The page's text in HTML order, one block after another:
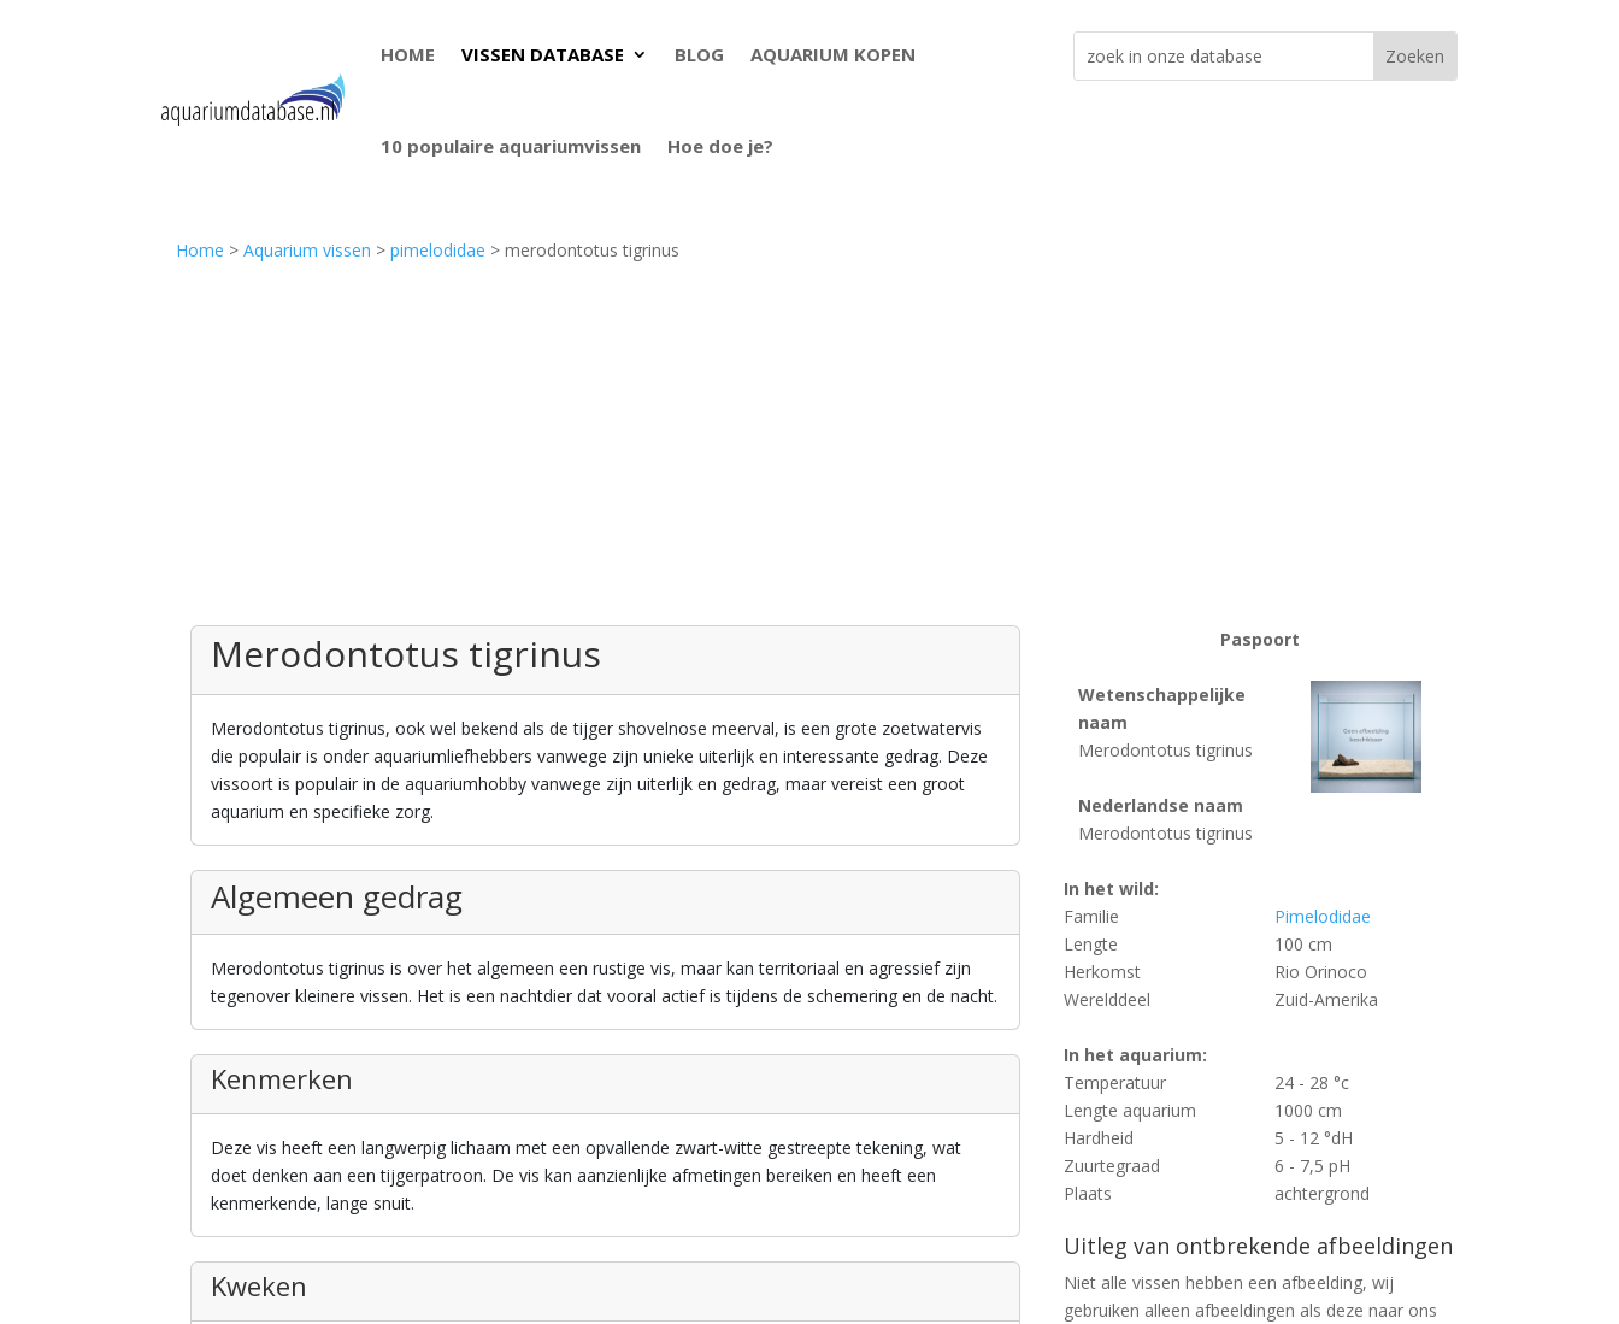
HOME VISSEN DATABASE BLOG AQUARIUM KOPEN
10 populaire aquariumvissen Hoe doe je?
Home >Aquarium vissen >pimelodidae > merodontotus tigrinus
Paspoort
Wetenschappelijke
naam
Merodontotus tigrinus
Nederlandse naam
Merodontotus tigrinus
In het wild:
Familie
Pimelodidae
Lengte
100 cm
Herkomst
Rio Orinoco
Werelddeel
Zuid-Amerika
In het aquarium:
Temperatuur
24 - 28 °c
Lengte aquarium
1000 cm
Hardheid
5 - 12 °dH
Zuurtegraad
6 - 7,5 pH
Plaats
achtergrond
Uitleg van ontbrekende afbeeldingen
Niet alle vissen hebben een afbeelding, wij
gebruiken alleen afbeeldingen als deze naar ons
Merodontotus tigrinus
Merodontotus tigrinus, ook wel bekend als de tijger shovelnose meerval, is een grote zoetwatervis
die populair is onder aquariumliefhebbers vanwege zijn unieke uiterlijk en interessante gedrag. Deze
vissoort is populair in de aquariumhobby vanwege zijn uiterlijk en gedrag, maar vereist een groot
aquarium en specifieke zorg.
Algemeen gedrag
Merodontotus tigrinus is over het algemeen een rustige vis, maar kan territoriaal en agressief zijn
tegenover kleinere vissen. Het is een nachtdier dat vooral actief is tijdens de schemering en de nacht.
Kenmerken
Deze vis heeft een langwerpig lichaam met een opvallende zwart-witte gestreepte tekening, wat
doet denken aan een tijgerpatroon. De vis kan aanzienlijke afmetingen bereiken en heeft een
kenmerkende, lange snuit.
Kweken